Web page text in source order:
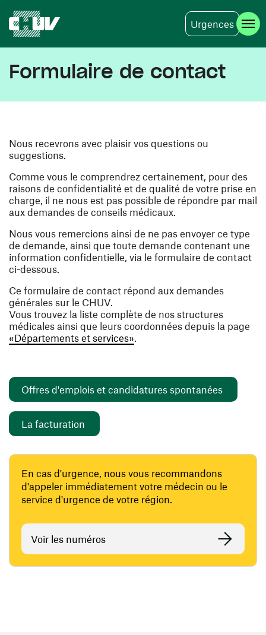
Urgences
Formulaire de contact
Nous recevrons avec plaisir vos questions ou
suggestions.
Comme vous le comprendrez certainement, pour des
raisons de confidentialité et de qualité de votre prise en
charge, il ne nous est pas possible de répondre par mail
aux demandes de conseils médicaux.
Nous vous remercions ainsi de ne pas envoyer ce type
de demande, ainsi que toute demande contenant une
information confidentielle, via le formulaire de contact
ci-dessous.
Ce formulaire de contact répond aux demandes
générales sur le CHUV.
Vous trouvez la liste complète de nos structures
médicales ainsi que leurs coordonnées depuis la page
«Départements et services».
Offres d'emplois et candidatures spontanées
La facturation
En cas d'urgence, nous vous recommandons
d'appeler immédiatement votre médecin ou le
service d'urgence de votre région.
Voir les numéros